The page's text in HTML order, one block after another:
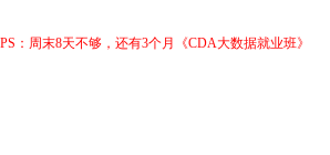
PS：周末8天不够，还有3个月《CDA大数据就业班》